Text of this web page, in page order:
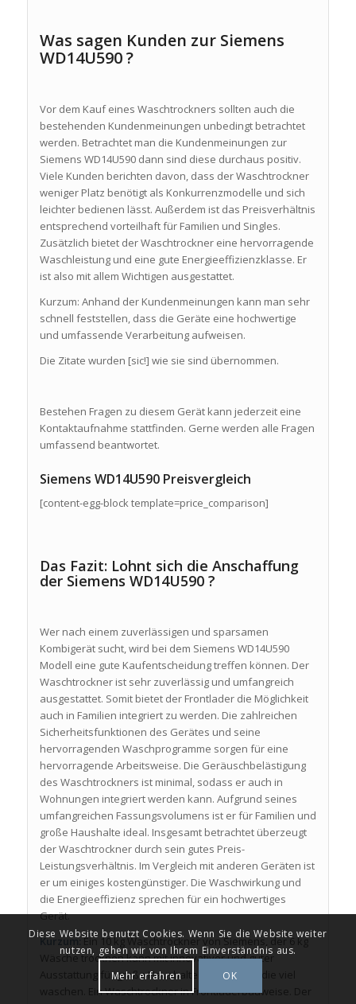
Was sagen Kunden zur Siemens
WD14U590 ?
Vor dem Kauf eines Waschtrockners sollten auch die
bestehenden Kundenmeinungen unbedingt betrachtet
werden. Betrachtet man die Kundenmeinungen zur
Siemens WD14U590 dann sind diese durchaus positiv.
Viele Kunden berichten davon, dass der Waschtrockner
weniger Platz benötigt als Konkurrenzmodelle und sich
leichter bedienen lässt. Außerdem ist das Preisverhältnis
entsprechend vorteilhaft für Familien und Singles.
Zusätzlich bietet der Waschtrockner eine hervorragende
Waschleistung und eine gute Energieeffizienzklasse. Er
ist also mit allem Wichtigen ausgestattet.
Kurzum: Anhand der Kundenmeinungen kann man sehr
schnell feststellen, dass die Geräte eine hochwertige
und umfassende Verarbeitung aufweisen.
Die Zitate wurden [sic!] wie sie sind übernommen.
Bestehen Fragen zu diesem Gerät kann jederzeit eine
Kontaktaufnahme stattfinden. Gerne werden alle Fragen
umfassend beantwortet.
Siemens WD14U590 Preisvergleich
[content-egg-block template=price_comparison]
Das Fazit: Lohnt sich die Anschaffung
der Siemens WD14U590 ?
Wer nach einem zuverlässigen und sparsamen
Kombigerät sucht, wird bei dem Siemens WD14U590
Modell eine gute Kaufentscheidung treffen können. Der
Waschtrockner ist sehr zuverlässig und umfangreich
ausgestattet. Somit bietet der Frontlader die Möglichkeit
auch in Familien integriert zu werden. Die zahlreichen
Sicherheitsfunktionen des Gerätes und seine
hervorragenden Waschprogramme sorgen für eine
hervorragende Arbeitsweise. Die Geräuschbelästigung
des Waschtrockners ist minimal, sodass er auch in
Wohnungen integriert werden kann. Aufgrund seines
umfangreichen Fassungsvolumens ist er für Familien und
große Haushalte ideal. Insgesamt betrachtet überzeugt
der Waschtrockner durch sein gutes Preis-
Leistungsverhältnis. Im Vergleich mit anderen Geräten ist
er um einiges kostengünstiger. Die Waschwirkung und
die Energieeffizienz sprechen für ein hochwertiges
Gerät.
Kurzum:Ein 10 kg Waschtrockner von Siemens, der 6 kg
Wäsche trocknen kann mit innovativer und guter
Ausstattung für große Haushalte und Singles, die viel
waschen. Ein Waschtrockner in Frontladerbauweise. Der
Diese Website benutzt Cookies. Wenn Sie die Website weiter
nutzen, gehen wir von Ihrem Einverständnis aus.
Mehr erfahren
OK